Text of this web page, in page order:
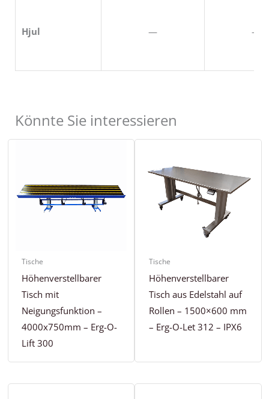
Hjul — —
Könnte Sie interessieren
Tische
Höhenverstellbarer
Tisch mit
Neigungsfunktion –
4000x750mm – Erg-O-
Lift 300
Tische
Höhenverstellbarer
Tisch aus Edelstahl auf
Rollen – 1500×600 mm
– Erg-O-Let 312 – IPX6